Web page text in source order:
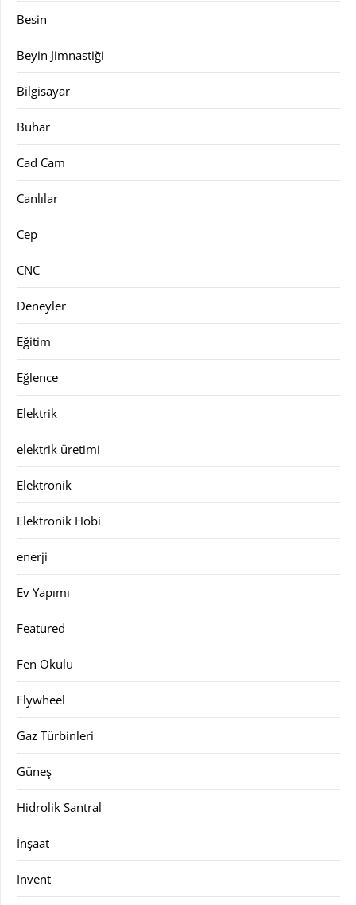
Besin
Beyin Jimnastiği
Bilgisayar
Buhar
Cad Cam
Canlılar
Cep
CNC
Deneyler
Eğitim
Eğlence
Elektrik
elektrik üretimi
Elektronik
Elektronik Hobi
enerji
Ev Yapımı
Featured
Fen Okulu
Flywheel
Gaz Türbinleri
Güneş
Hidrolik Santral
İnşaat
Invent